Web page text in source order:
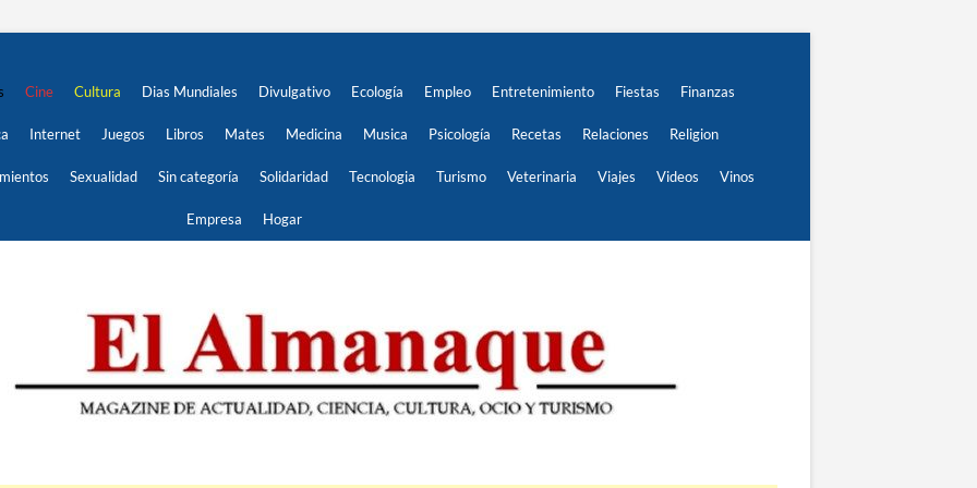
Cine Cultura Dias Mundiales Divulgativo Ecología Empleo Entretenimiento Fiestas Finanzas
Internet Juegos Libros Mates Medicina Musica Psicología Recetas Relaciones Religion
Sexualidad Sin categoría Solidaridad Tecnologia Turismo Veterinaria Viajes Videos Vinos
Empresa Hogar